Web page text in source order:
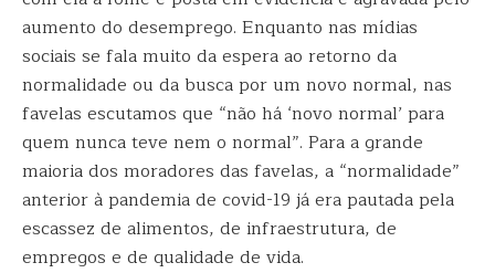
aumento do desemprego. Enquanto nas mídias
sociais se fala muito da espera ao retorno da
normalidade ou da busca por um novo normal, nas
favelas escutamos que “não há ‘novo normal’ para
quem nunca teve nem o normal”. Para a grande
maioria dos moradores das favelas, a “normalidade”
anterior à pandemia de covid-19 já era pautada pela
escassez de alimentos, de infraestrutura, de
empregos e de qualidade de vida.